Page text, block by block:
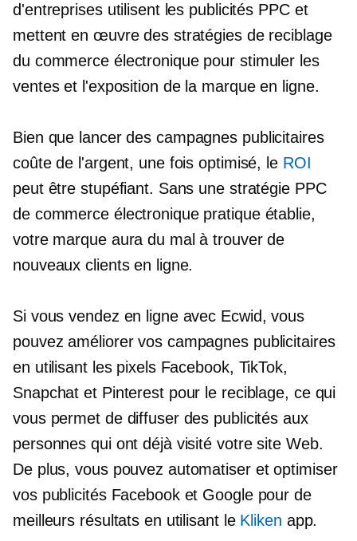
d'entreprises utilisent les publicités PPC et
mettent en œuvre des stratégies de reciblage
du commerce électronique pour stimuler les
ventes et l'exposition de la marque en ligne.
Bien que lancer des campagnes publicitaires
coûte de l'argent, une fois optimisé, le ROI
peut être stupéfiant. Sans une stratégie PPC
de commerce électronique pratique établie,
votre marque aura du mal à trouver de
nouveaux clients en ligne.
Si vous vendez en ligne avec Ecwid, vous
pouvez améliorer vos campagnes publicitaires
en utilisant les pixels Facebook, TikTok,
Snapchat et Pinterest pour le reciblage, ce qui
vous permet de diffuser des publicités aux
personnes qui ont déjà visité votre site Web.
De plus, vous pouvez automatiser et optimiser
vos publicités Facebook et Google pour de
meilleurs résultats en utilisant le Kliken app.